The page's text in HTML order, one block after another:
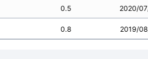
0.5 2020/
0.8 2019/